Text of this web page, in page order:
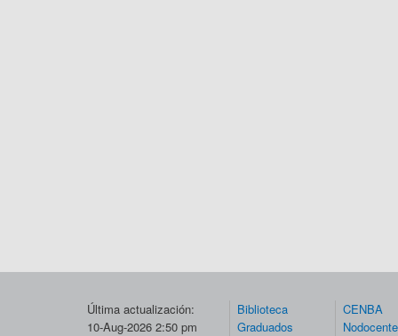
Última actualización:
10-Aug-2026 2:50 pm
Biblioteca
Graduados
CENBA